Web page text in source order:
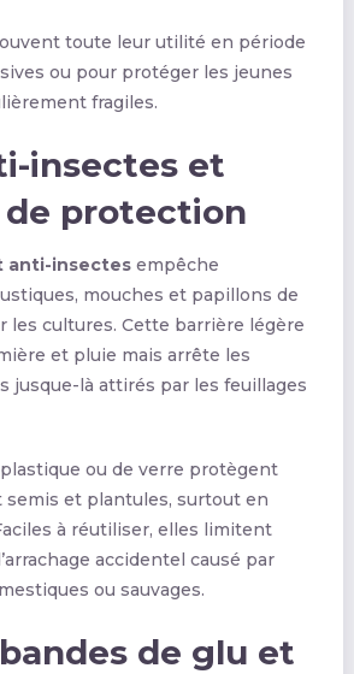
toute leur utilité en période
ou pour protéger les jeunes
fragiles.
insectes et
de protection
anti-insectesempêche
mouches et papillons de
les cultures. Cette barrière légère
et pluie mais arrête les
jusque-là attirés par les feuillages
ou de verre protègent
et plantules, surtout en
à réutiliser, elles limitent
accidentel causé par
ou sauvages.
de glu et